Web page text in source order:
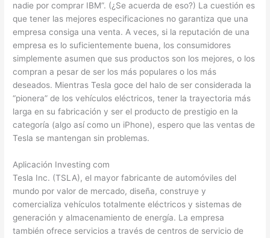
nadie por comprar IBM”. (¿Se acuerda de eso?) La cuestión es
que tener las mejores especificaciones no garantiza que una
empresa consiga una venta. A veces, si la reputación de una
empresa es lo suficientemente buena, los consumidores
simplemente asumen que sus productos son los mejores, o los
compran a pesar de ser los más populares o los más
deseados. Mientras Tesla goce del halo de ser considerada la
“pionera” de los vehículos eléctricos, tener la trayectoria más
larga en su fabricación y ser el producto de prestigio en la
categoría (algo así como un iPhone), espero que las ventas de
Tesla se mantengan sin problemas.
Aplicación Investing com
Tesla Inc. (TSLA), el mayor fabricante de automóviles del
mundo por valor de mercado, diseña, construye y
comercializa vehículos totalmente eléctricos y sistemas de
generación y almacenamiento de energía. La empresa
también ofrece servicios a través de centros de servicio de